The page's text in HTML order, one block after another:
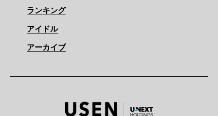
ランキング
アイドル
アーカイブ